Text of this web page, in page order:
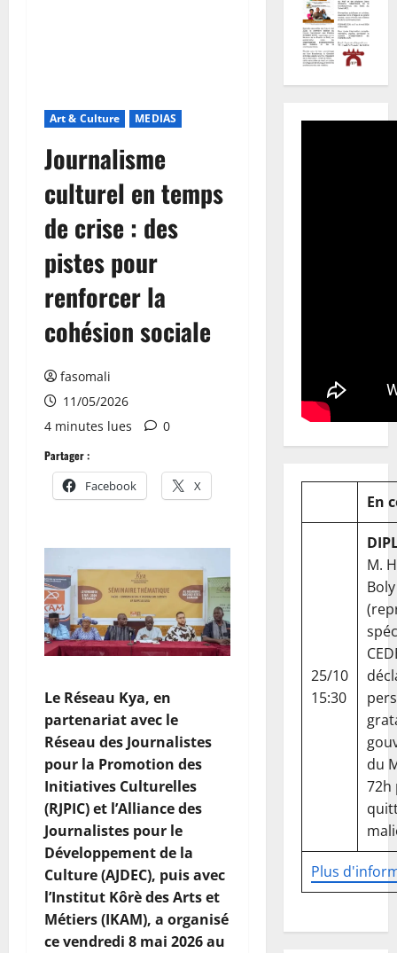
Art & Culture MEDIAS
Journalisme
culturel en temps
de crise : des
pistes pour
renforcer la
cohésion sociale
fasomali
11/05/2026
4 minutes lues
0
Partager :
Facebook X
Le Réseau Kya, en
partenariat avec le
Réseau des Journalistes
pour la Promotion des
Initiatives Culturelles
(RJPIC) et l’Alliance des
Journalistes pour le
Développement de la
Culture (AJDEC), puis avec
l’Institut Kôrè des Arts et
Métiers (IKAM), a organisé
ce vendredi 8 mai 2026 au
En
Plus
25/10
15:30
M.
Boly
du
72h